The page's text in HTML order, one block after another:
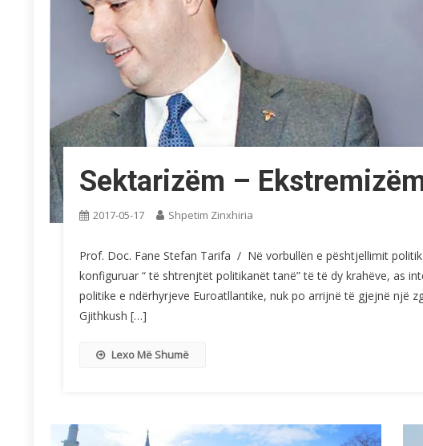
Sektarizëm –
2017-05-17 Shpetim Zinxhiria
Prof. Doc. Fane Stefan Tarifa / Në vorbullën e pështjellimit
konfiguruar “ të shtrenjtët politikanët tanë” të të dy krahëve, as
politike e ndërhyrjeve Euroatllantike, nuk po arrijnë të gjejnë një
Gjithkush […]
Lexo Më Shumë